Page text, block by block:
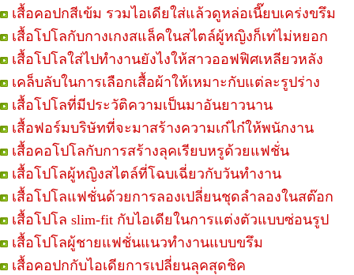
เสื้อคอปกสีเข้ม รวมไอเดียใส่แล้วดูหล่อเนี๊ยบเคร่งขรึม
เสื้อโปโลกับกางเกงสแล็คในสไตล์ผู้หญิงก็เท่ไม่หยอก
เสื้อโปโลใส่ไปทำงานยังไงให้สาวออฟฟิศเหลียวหลัง
เคล็บลับในการเลือกเสื้อผ้าให้เหมาะกับแต่ละรูปร่าง
เสื้อโปโลที่มีประวัติความเป็นมาอันยาวนาน
เสื้อฟอร์มบริษัทที่จะมาสร้างความเก๋ไก๋ให้พนักงาน
เสื้อคอโปโลกับการสร้างลุคเรียบหรูด้วยแฟชั่น
เสื้อโปโลผู้หญิงสไตล์ที่โฉบเฉี่ยวกับวันทำงาน
เสื้อโปโลแฟชั่นด้วยการลองเปลี่ยนชุดลำลองในสต๊อก
เสื้อโปโล slim-fit กับไอเดียในการแต่งตัวแบบซ่อนรูป
เสื้อโปโลผู้ชายแฟชั่นแนวทำงานแบบขรึม
เสื้อคอปกกับไอเดียการเปลี่ยนลุคสุดชิค